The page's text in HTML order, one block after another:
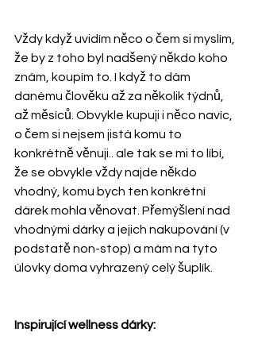
Vždy když uvidím něco o čem si myslím,
že by z toho byl nadšený někdo koho
znám, koupím to. I když to dám
danému člověku až za několik týdnů,
až měsíců. Obvykle kupuji i něco navíc,
o čem si nejsem jistá komu to
konkrétně věnuji.. ale tak se mi to líbí,
že se obvykle vždy najde někdo
vhodný, komu bych ten konkrétní
dárek mohla věnovat. Přemýšlení nad
vhodnými dárky a jejich nakupování (v
podstatě non-stop) a mám na tyto
úlovky doma vyhrazený celý šuplík.
Inspirující wellness dárky: